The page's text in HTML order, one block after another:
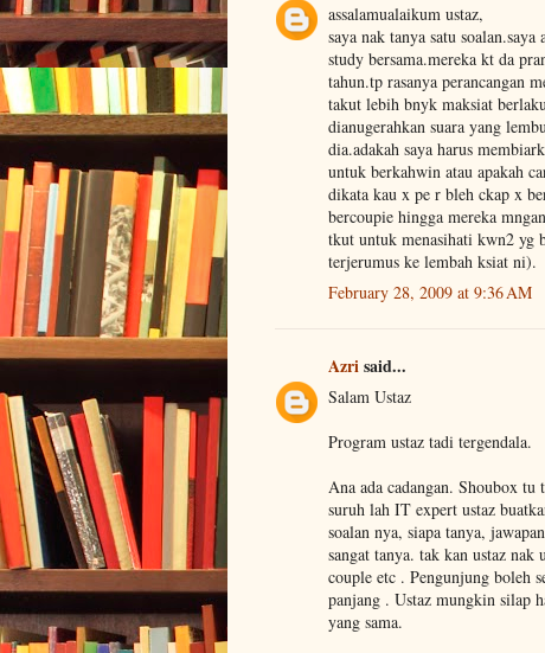
assalamualaikum ustaz,
saya nak tanya satu
study bersama.mereka kt da
tahun.tp rasanya perancangan
takut lebih bnyk maksiat
dianugerahkan suara yang
dia.adakah saya harus
untuk berkahwin atau apakah
dikata kau x pe r bleh ckap x
bercoupie hingga mereka
tkut untuk menasihati kwn2 yg
terjerumus ke lembah ksiat ni).
February 28, 2009 at 9:36 AM
Azrisaid...
Salam Ustaz
Program ustaz tadi tergendala.
Ana ada cadangan. Shoubox tu
suruh lah IT expert ustaz
soalan nya, siapa tanya,
sangat tanya. tak kan ustaz
couple etc . Pengunjung boleh
panjang . Ustaz mungkin silap
yang sama.